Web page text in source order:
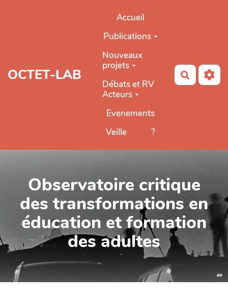
OCTET-LAB
Accueil
Publications
Nouveaux
projets
Débats et RV
Acteurs
Evenements
Veille
?
Observatoire critique
des transformations en
éducation et formation
des adultes